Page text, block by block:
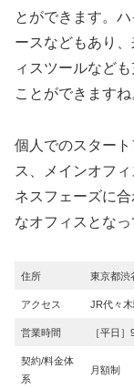
とができます。
ースなどもあり
ィスツールなど
ことができますね
個人でのスター
ス、メインオフ
ネスフェーズに
なオフィスとなっ
住所 東京都渋
アクセス JR代々
営業時間 ［平日
契約/料金体
系
月額制